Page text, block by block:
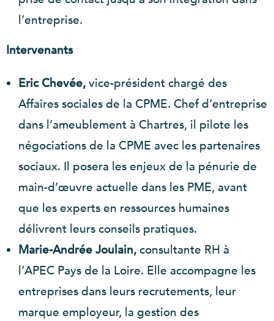
l’entreprise.
Intervenants
Eric Chevée,vice-président chargé des
Affaires sociales de la CPME. Chef d’entreprise
dans l’ameublement à Chartres, il pilote les
négociations de la CPME avec les partenaires
sociaux. Il posera les enjeux de la pénurie de
main-d’œuvre actuelle dans les PME, avant
que les experts en ressources humaines
délivrent leurs conseils pratiques.
Marie-Andrée Joulain,consultante RH à
l’APEC Pays de la Loire. Elle accompagne les
entreprises dans leurs recrutements, leur
marque employeur, la gestion des